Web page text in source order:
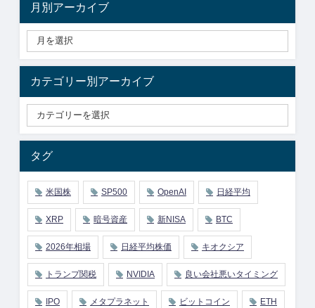
月別アーカイブ
カテゴリー別アーカイブ
タグ
米国株 SP500 OpenAI 日経平均
XRP 暗号資産 新NISA BTC
2026年相場 日経平均株価 キオクシア
トランプ関税 NVIDIA 良い会社悪いタイミング
IPO メタプラネット ビットコイン ETH